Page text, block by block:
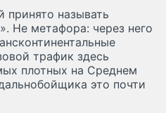
называть
Не метафора: через него
трафик здесь
плотных на Среднем
это почти